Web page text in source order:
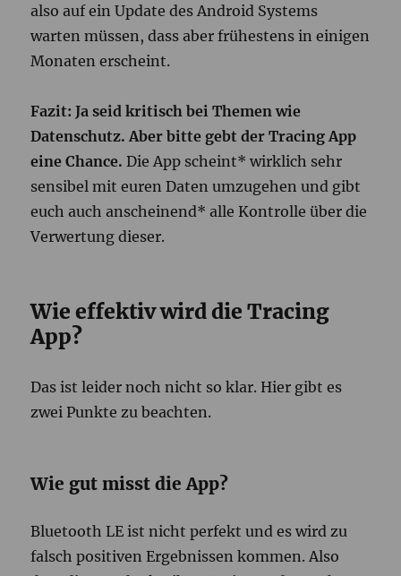
also auf ein Update des Android Systems
warten müssen, dass aber frühestens in einigen
Monaten erscheint.
Fazit: Ja seid kritisch bei Themen wie
Datenschutz. Aber bitte gebt der Tracing App
eine Chance.Die App scheint* wirklich sehr
sensibel mit euren Daten umzugehen und gibt
euch auch anscheinend* alle Kontrolle über die
Verwertung dieser.
Wie effektiv wird die Tracing
App?
Das ist leider noch nicht so klar. Hier gibt es
zwei Punkte zu beachten.
Wie gut misst die App?
Bluetooth LE ist nicht perfekt und es wird zu
falsch positiven Ergebnissen kommen. Also